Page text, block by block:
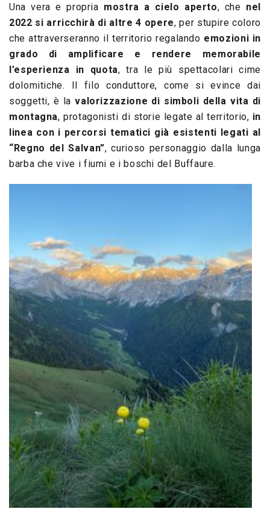
Una vera e propria mostra a cielo aperto, che nel
2022 si arricchirà di altre 4 opere, per stupire coloro
che attraverseranno il territorio regalando emozioni in
grado di amplificare e rendere memorabile
l’esperienza in quota, tra le più spettacolari cime
dolomitiche. Il filo conduttore, come si evince dai
soggetti, è lavalorizzazione di simboli della vita di
montagna, protagonisti di storie legate al territorio, in
linea con i percorsi tematici già esistenti legati al
“Regno del Salvan”, curioso personaggio dalla lunga
barba che vive i fiumi e i boschi del Buffaure.